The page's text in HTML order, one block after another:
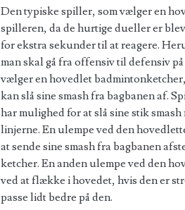
Den typiske spiller, som vælger en
spilleren, da de hurtige dueller er
for ekstra sekunder til at reagere.
man skal gå fra offensiv til defensiv
vælger en hovedlet
kan slå sine smash fra bagbanen af.
har mulighed for at slå sine stik
linjerne. En ulempe ved den
at sende sine smash fra bagbanen
ketcher. En anden ulempe ved den
ved at flække i hovedet, hvis den er
passe lidt bedre på den.